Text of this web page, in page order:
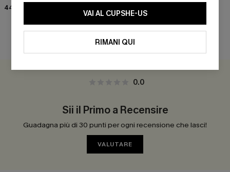
44,00 €
RECENSIONI DEI CLIENTI
0.0
Sii il Primo a Recensire
Guadagna più di 30 punti per ogni recensione che lasci!
VALUTARE
VAI AL CUPSHE-US
RIMANI QUI